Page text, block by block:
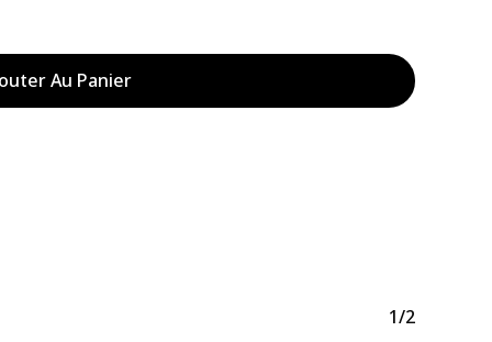
Au Panier
1/2